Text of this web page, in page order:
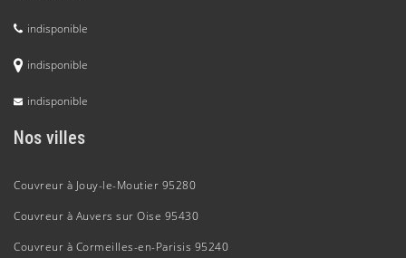
indisponible
indisponible
indisponible
Nos villes
Couvreur à Jouy-le-Moutier 95280
Couvreur à Auvers sur Oise 95430
Couvreur à Cormeilles-en-Parisis 95240